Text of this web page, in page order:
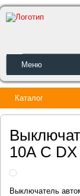
ОБРАТНЫЙ
Меню
Каталог
10А С DX
Выключатель